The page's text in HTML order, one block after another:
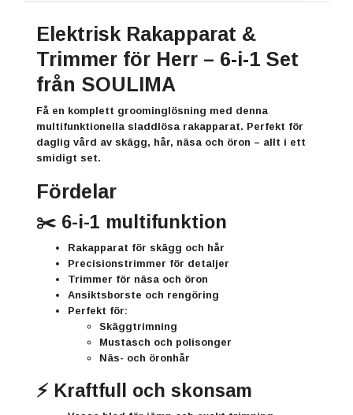
Elektrisk Rakapparat &
Trimmer för Herr – 6-i-1 Set
från SOULIMA
Få en komplett groominglösning med denna
multifunktionella sladdlösa rakapparat. Perfekt för
daglig vård av skägg, hår, näsa och öron – allt i ett
smidigt set.
Fördelar
✂️ 6-i-1 multifunktion
Rakapparat för skägg och hår
Precisionstrimmer för detaljer
Trimmer för näsa och öron
Ansiktsborste och rengöring
Perfekt för:
Skäggtrimning
Mustasch och polisonger
Näs- och öronhår
⚡ Kraftfull och skonsam